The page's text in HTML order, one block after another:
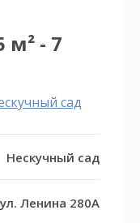
- 7
сад
Нескучный сад
Ленина 280А